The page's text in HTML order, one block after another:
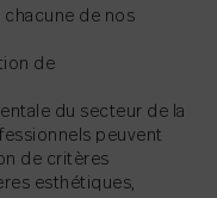
chacune de nos
de
du secteur de la
peuvent
de critères
esthétiques,